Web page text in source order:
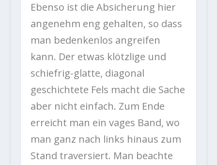
Ebenso ist die Absicherung hier
angenehm eng gehalten, so dass
man bedenkenlos angreifen
kann. Der etwas klötzlige und
schiefrig-glatte, diagonal
geschichtete Fels macht die Sache
aber nicht einfach. Zum Ende
erreicht man ein vages Band, wo
man ganz nach links hinaus zum
Stand traversiert. Man beachte